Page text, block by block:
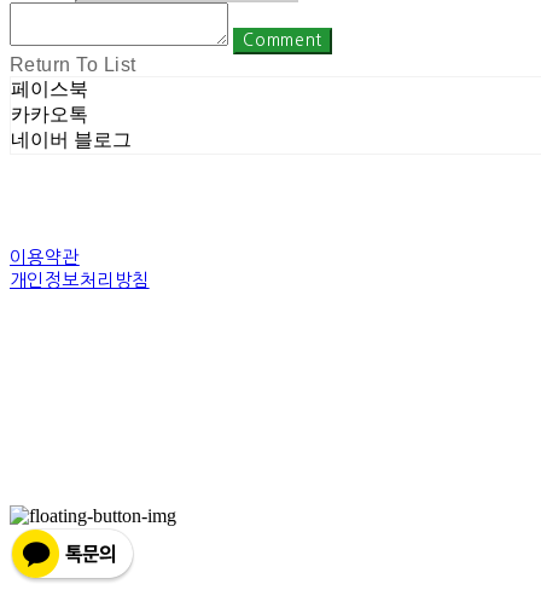
Comment
Return To List
페이스북
카카오톡
네이버 블로그
이용약관
개인정보처리방침